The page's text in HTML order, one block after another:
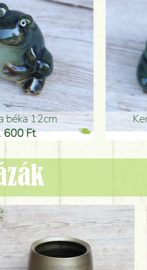
Kerámia béka 12cm
11 600 Ft